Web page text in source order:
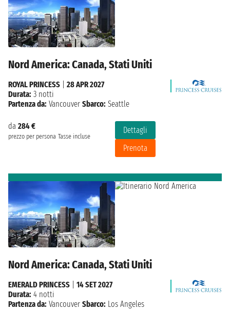
Nord America: Canada, Stati Uniti
da 284 €
prezzo per persona Tasse incluse
Dettagli
Prenota
ROYAL PRINCESS
28 APR 2027
Durata: 3 notti
Partenza da: Vancouver Sbarco: Seattle
Nord America: Canada, Stati Uniti
EMERALD PRINCESS
14 SET 2027
Durata: 4 notti
Partenza da: Vancouver Sbarco: Los Angeles